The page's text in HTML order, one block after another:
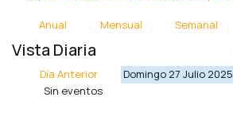
Anual Mensual Semanal
Vista Diaria
Día Anterior
Domingo 27 Julio 2025
Sin eventos